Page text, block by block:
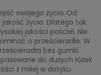
swojego życia. Od
jakość życia. Dlatego tak
jakości pościel. Nie
o prześcieradle. W
bez gumki
do dużych łóżek
z miłej w dotyku